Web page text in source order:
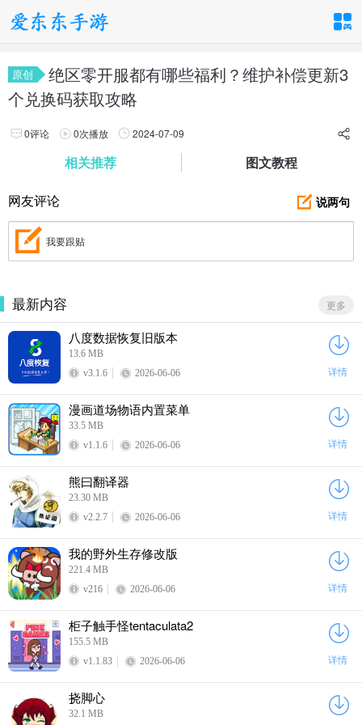
手游分类 应用分类
卡牌回合
1百+款手游
1百+款手游
1百+款手游
动作格斗
1百+款手游
体育竞速
1百+款手游
1百+款手游
1百+款手游
音乐舞蹈
1百+款手游
1百+款手游
原创
绝区零开服都有哪些福利？维护补偿更新3
个兑换码获取攻略
0评论 0次播放
2024-07-09
相关推荐 图文教程
网友评论 说两句
我要跟贴
最新内容 更多
八度数据恢复旧版本
13.6 MB
v3.1.6
2026-06-06 详情
漫画道场物语内置菜单
33.5 MB
v1.1.6
2026-06-06 详情
熊曰翻译器
23.30 MB
v2.2.7
2026-06-06 详情
我的野外生存修改版
221.4 MB
v216
2026-06-06 详情
柜子触手怪tentaculata2
155.5 MB
v1.1.83
2026-06-06 详情
挠脚心
32.1 MB